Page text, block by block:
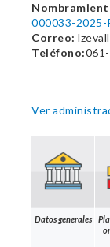
000033-2025-
Correo:
Teléfono:
Ver
Datos generales